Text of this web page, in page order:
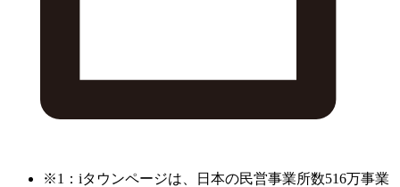
※1：iタウンページは、日本の民営事業所数516万事業